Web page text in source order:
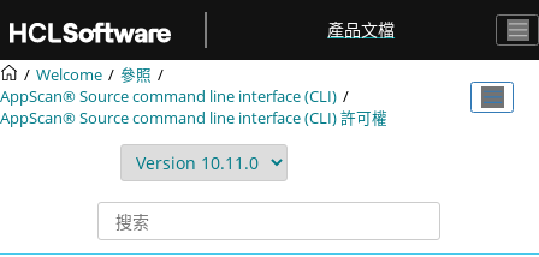
產品文檔
Welcome
參照
AppScan® Source command line interface (CLI)
AppScan® Source command line interface (CLI)許可權